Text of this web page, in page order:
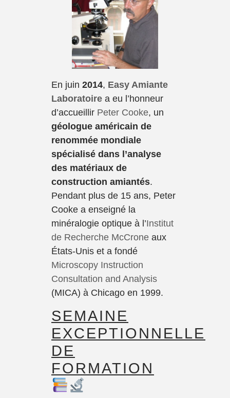
En juin 2014, Easy Amiante
Laboratoire a eu l’honneur
d’accueillir Peter Cooke, un
géologue américain de
renommée mondiale
spécialisé dans l’analyse
des matériaux de
construction amiantés.
Pendant plus de 15 ans, Peter
Cooke a enseigné la
minéralogie optique à l’Institut
de Recherche McCrone aux
États-Unis et a fondé
Microscopy Instruction
Consultation and Analysis
(MICA) à Chicago en 1999.
SEMAINE
EXCEPTIONNELLE
DE
FORMATION